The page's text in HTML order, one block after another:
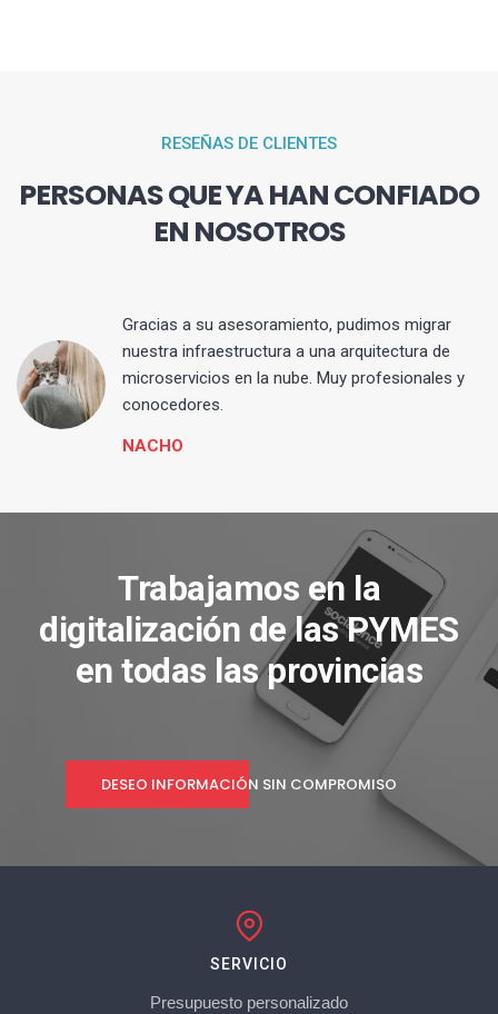
RESEÑAS DE CLIENTES
PERSONAS QUE YA HAN CONFIADO
EN NOSOTROS
Gracias a su asesoramiento, pudimos migrar
nuestra infraestructura a una arquitectura de
microservicios en la nube. Muy profesionales y
conocedores.
NACHO
Trabajamos en la
digitalización de las PYMES
en todas las provincias
DESEO INFORMACIÓN SIN COMPROMISO
SERVICIO
Presupuesto personalizado